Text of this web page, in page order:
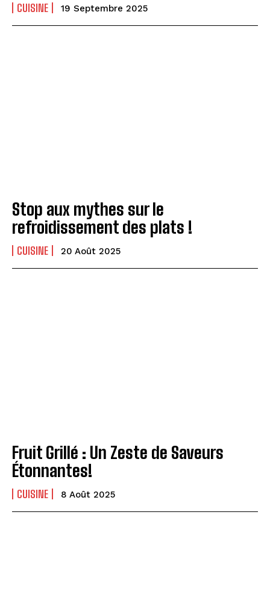
CUISINE 19 Septembre 2025
Stop aux mythes sur le
refroidissement des plats !
CUISINE 20 Août 2025
Fruit Grillé : Un Zeste de Saveurs
Étonnantes!
CUISINE 8 Août 2025